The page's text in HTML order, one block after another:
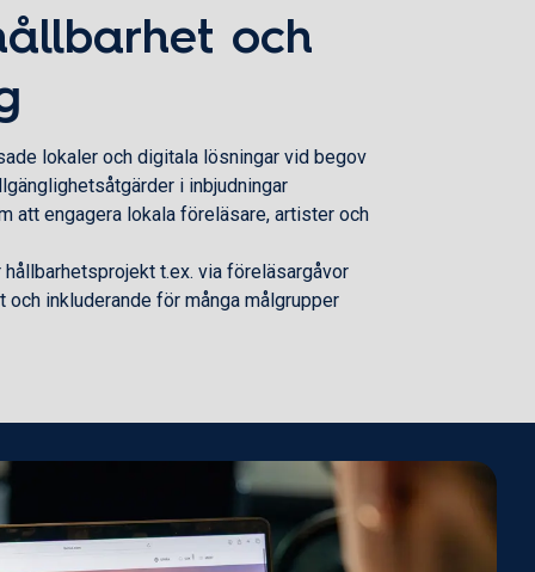
och
lokaler och digitala lösningar vid begov
i inbjudningar
att engagera lokala föreläsare, artister och
t.ex. via föreläsargåvor
och inkluderande för många målgrupper